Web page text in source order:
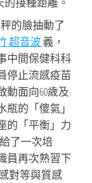
的臉抽動了
超音波 義，
中間保健科科
停止流感疫苗
動面向60歲及
的「傻氣」
的「平衡」力
了一次培
員再次熟習下
對等與質感